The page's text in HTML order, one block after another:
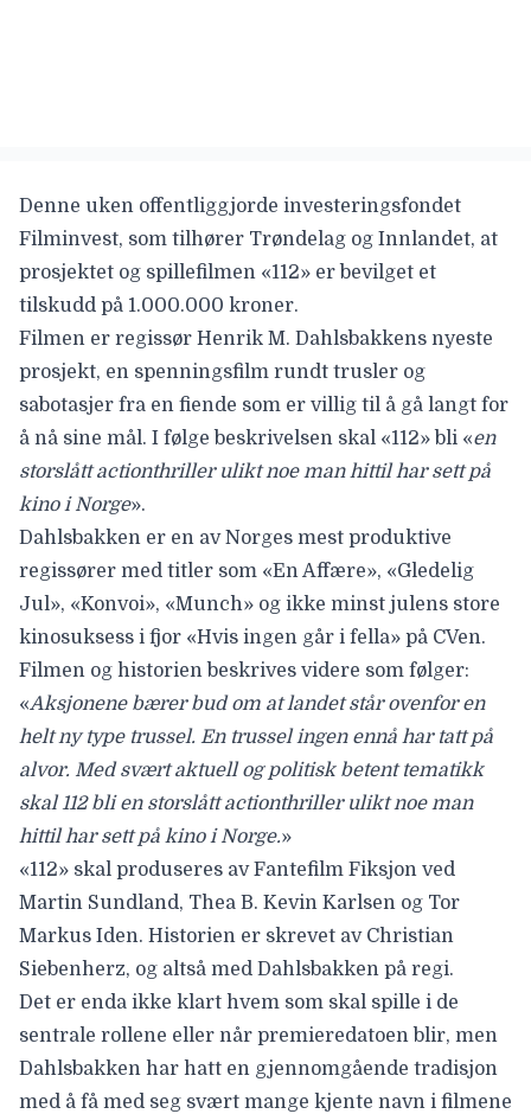
Denne uken offentliggjorde investeringsfondet
Filminvest, som tilhører Trøndelag og Innlandet, at
prosjektet og spillefilmen «112» er bevilget et
tilskudd på 1.000.000 kroner.
Filmen er regissør Henrik M. Dahlsbakkens nyeste
prosjekt, en spenningsfilm rundt trusler og
sabotasjer fra en fiende som er villig til å gå langt for
å nå sine mål. I følge beskrivelsen skal «112» bli «en
storslått actionthriller ulikt noe man hittil har sett på
kino i Norge».
Dahlsbakken er en av Norges mest produktive
regissører med titler som «En Affære», «Gledelig
Jul», «Konvoi», «Munch» og ikke minst julens store
kinosuksess i fjor «Hvis ingen går i fella» på CVen.
Filmen og historien beskrives videre som følger:
«Aksjonene bærer bud om at landet står ovenfor en
helt ny type trussel. En trussel ingen ennå har tatt på
alvor. Med svært aktuell og politisk betent tematikk
skal 112 bli en storslått actionthriller ulikt noe man
hittil har sett på kino i Norge.»
«112» skal produseres avFantefilm Fiksjon ved
Martin Sundland, Thea B. Kevin Karlsen og Tor
Markus Iden. Historien er skrevet av Christian
Siebenherz, og altså med Dahlsbakken på regi.
Det er enda ikke klart hvem som skal spille i de
sentrale rollene eller når premieredatoen blir, men
Dahlsbakken har hatt en gjennomgående tradisjon
med å få med seg svært mange kjente navn i filmene